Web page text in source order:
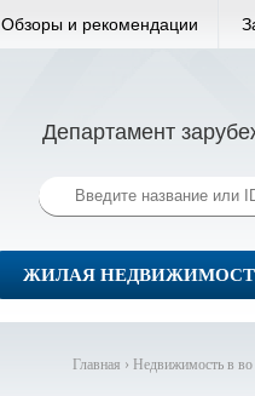
Обзоры и рекомендации
Департамент
ЖИЛАЯ
Главная › Недвижимость в